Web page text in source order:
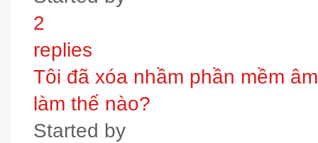
2
replies
Tôi đã xóa nhầm phần mềm
làm thế nào?
Started by